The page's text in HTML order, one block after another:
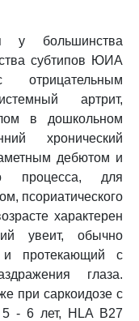
у большинства
субтипов ЮИА
отрицательным
артрит,
в дошкольном
хронический
дебютом и
процесса, для
псориатического
характерен
увеит, обычно
протекающий с
глаза.
при саркоидозе с
- 6 лет, HLA B27